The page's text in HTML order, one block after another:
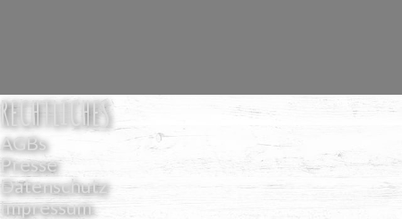
RECHTLICHES
AGBs
Presse
Datenschutz
Impressum